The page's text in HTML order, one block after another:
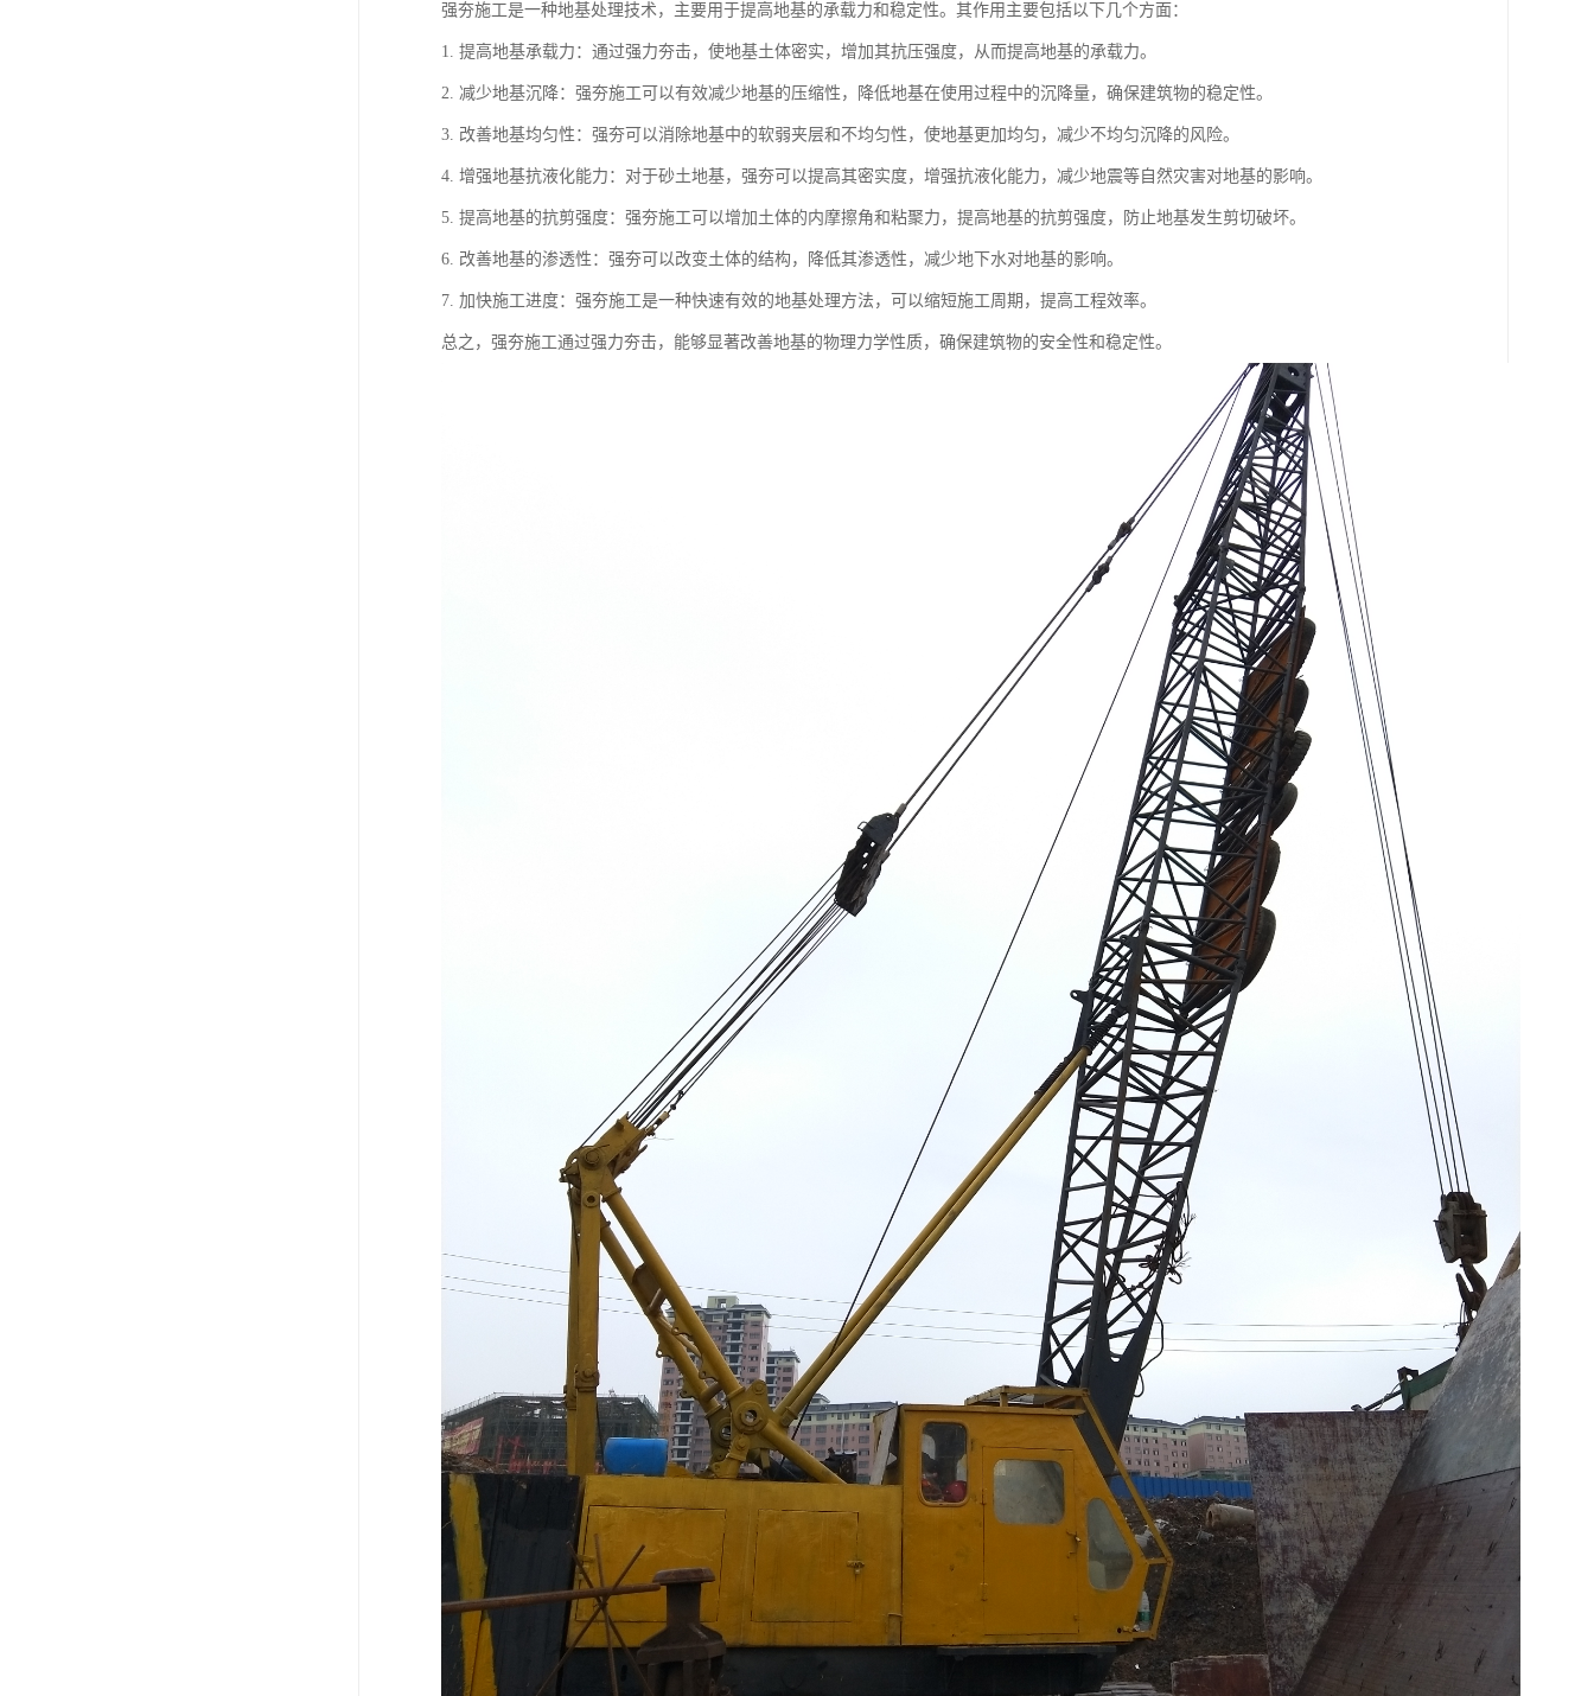
强夯施工是一种地基处理技术，主要用于提高地基的承载力和稳定性。其作用主要包括以下几个方面：
1. 提高地基承载力：通过强力夯击，使地基土体密实，增加其抗压强度，从而提高地基的承载力。
2. 减少地基沉降：强夯施工可以有效减少地基的压缩性，降低地基在使用过程中的沉降量，确保建筑物的稳定性。
3. 改善地基均匀性：强夯可以消除地基中的软弱夹层和不均匀性，使地基更加均匀，减少不均匀沉降的风险。
4. 增强地基抗液化能力：对于砂土地基，强夯可以提高其密实度，增强抗液化能力，减少地震等自然灾害对地基的影响。
5. 提高地基的抗剪强度：强夯施工可以增加土体的内摩擦角和粘聚力，提高地基的抗剪强度，防止地基发生剪切破坏。
6. 改善地基的渗透性：强夯可以改变土体的结构，降低其渗透性，减少地下水对地基的影响。
7. 加快施工进度：强夯施工是一种快速有效的地基处理方法，可以缩短施工周期，提高工程效率。
总之，强夯施工通过强力夯击，能够显著改善地基的物理力学性质，确保建筑物的安全性和稳定性。